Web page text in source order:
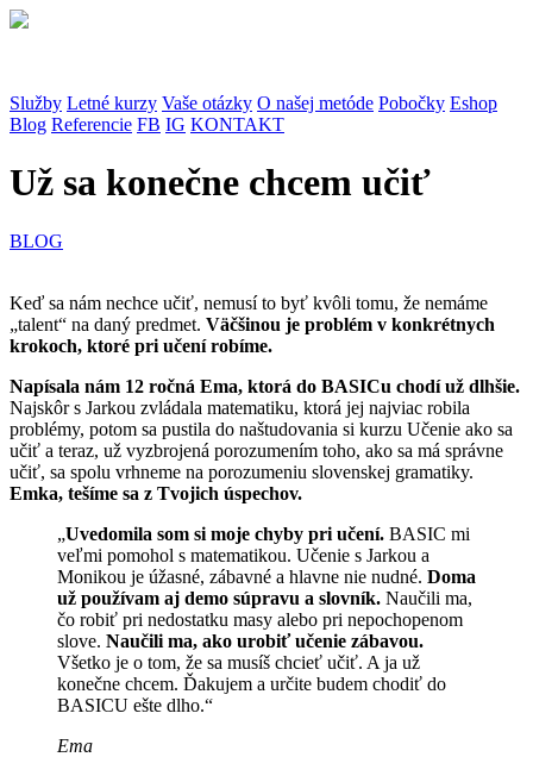
Služby Letné kurzy Vaše otázky O našej metóde Pobočky Eshop
Blog Referencie FB IG KONTAKT
Už sa konečne chcem učiť
BLOG
Keď sa nám nechce učiť, nemusí to byť kvôli tomu, že nemáme
„talent“ na daný predmet. Väčšinou je problém v konkrétnych
krokoch, ktoré pri učení robíme.
Napísala nám 12 ročná Ema, ktorá do BASICu chodí už dlhšie.
Najskôr s Jarkou zvládala matematiku, ktorá jej najviac robila
problémy, potom sa pustila do naštudovania si kurzu Učenie ako sa
učiť a teraz, už vyzbrojená porozumením toho, ako sa má správne
učiť, sa spolu vrhneme na porozumeniu slovenskej gramatiky.
Emka, tešíme sa z Tvojich úspechov.
„Uvedomila som si moje chyby pri učení. BASIC mi
veľmi pomohol s matematikou. Učenie s Jarkou a
Monikou je úžasné, zábavné a hlavne nie nudné. Doma
už používam aj demo súpravu a slovník. Naučili ma,
čo robiť pri nedostatku masy alebo pri nepochopenom
slove. Naučili ma, ako urobiť učenie zábavou.
Všetko je o tom, že sa musíš chcieť učiť. A ja už
konečne chcem. Ďakujem a určite budem chodiť do
BASICU ešte dlho.“
Ema